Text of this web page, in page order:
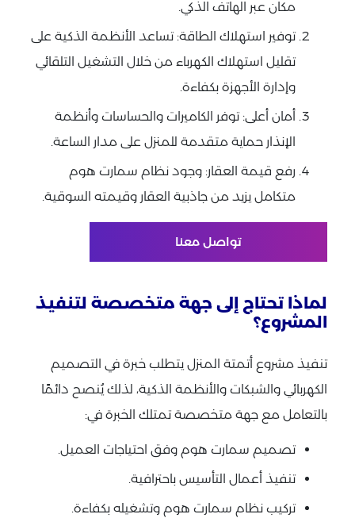
مكان عبر الهاتف الذكي.
توفير استهلاك الطاقة: تساعد الأنظمة الذكية على
تقليل استهلاك الكهرباء من خلال التشغيل التلقائي
وإدارة الأجهزة بكفاءة.
أمان أعلى: توفر الكاميرات والحساسات وأنظمة
الإنذار حماية متقدمة للمنزل على مدار الساعة.
رفع قيمة العقار: وجود نظام سمارت هوم
متكامل يزيد من جاذبية العقار وقيمته السوقية.
تواصل معنا
لماذا تحتاج إلى جهة متخصصة لتنفيذ
المشروع؟
تنفيذ مشروع أتمتة المنزل يتطلب خبرة في التصميم
الكهربائي والشبكات والأنظمة الذكية، لذلك يُنصح دائمًا
بالتعامل مع جهة متخصصة تمتلك الخبرة في:
تصميم سمارت هوم وفق احتياجات العميل.
تنفيذ أعمال التأسيس باحترافية.
تركيب نظام سمارت هوم وتشغيله بكفاءة.